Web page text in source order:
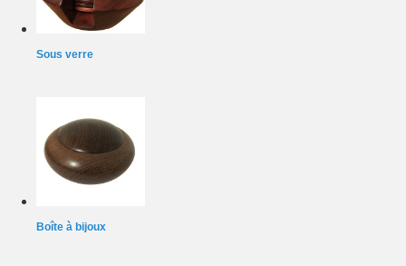
Sous verre
Boîte à bijoux